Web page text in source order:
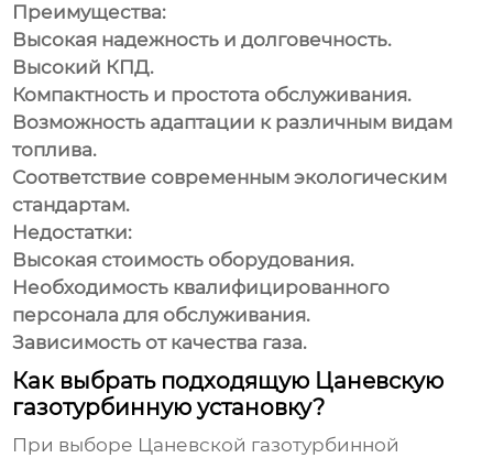
Преимущества:
Высокая надежность и долговечность.
Высокий КПД.
Компактность и простота обслуживания.
Возможность адаптации к различным видам
топлива.
Соответствие современным экологическим
стандартам.
Недостатки:
Высокая стоимость оборудования.
Необходимость квалифицированного
персонала для обслуживания.
Зависимость от качества газа.
Как выбрать подходящую Цаневскую
газотурбинную установку?
При выборе Цаневской газотурбинной